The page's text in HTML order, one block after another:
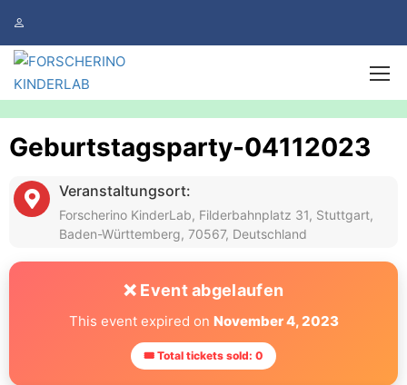
Geburtstagsparty-04112023
Veranstaltungsort:
Forscherino KinderLab, Filderbahnplatz 31, Stuttgart,
Baden-Württemberg, 70567, Deutschland
❌ Event abgelaufen
This event expired on November 4, 2023
🎟 Total tickets sold: 0